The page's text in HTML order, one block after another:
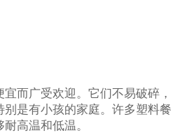
而广受欢迎。它们不易破碎，
是有小孩的家庭。许多塑料餐
高温和低温。